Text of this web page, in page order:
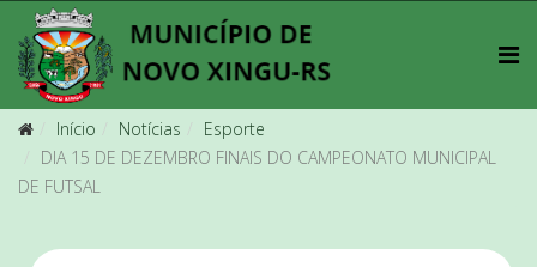
Início Notícias
Esporte
DIA 15 DE DEZEMBRO FINAIS DO CAMPEONATO MUNICIPAL
DE FUTSAL